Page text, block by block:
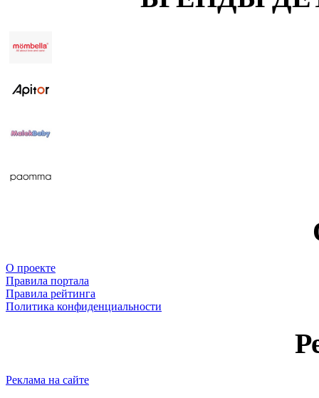
О проекте
Правила портала
Правила рейтинга
Политика конфиденциальности
Реклама на сайте